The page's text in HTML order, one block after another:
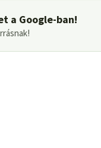
a Google-ban!